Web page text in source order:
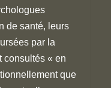
de santé, leurs
par la
consultés « en
que